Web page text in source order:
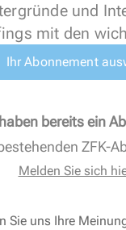
und
mit den
Ihr Abonnement
bereits ein
ZFK-
Melden Sie sich
Sie uns Ihre